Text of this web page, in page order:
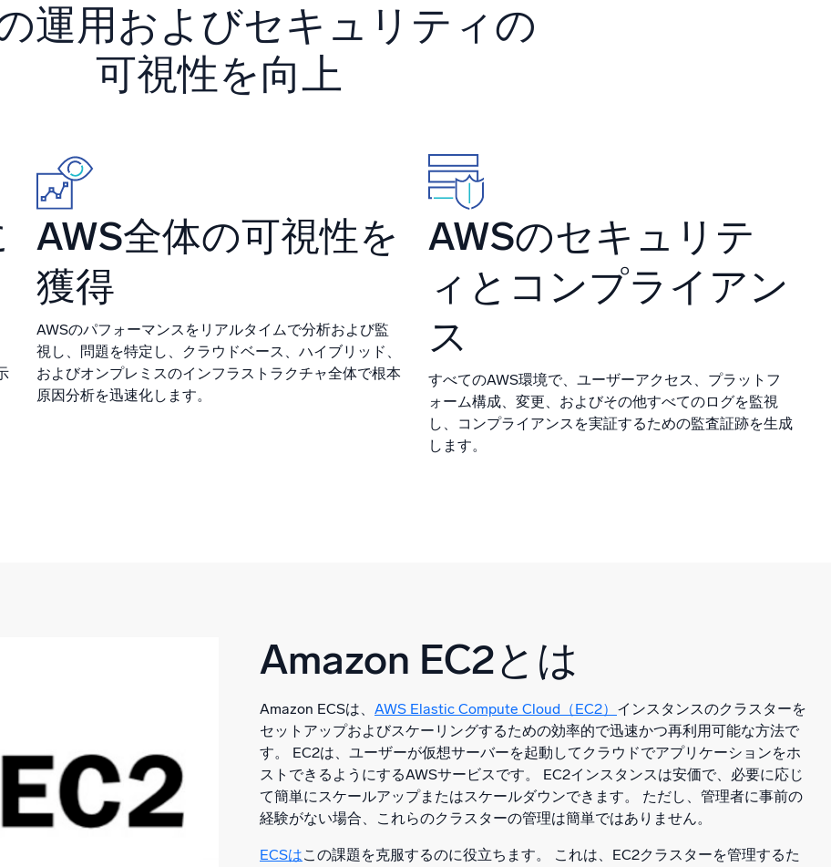
運用およびセキュリティの
可視性を向上
AWS全体の可視性を
獲得
AWSのパフォーマンスをリアルタイムで分析および監
視し、問題を特定し、クラウドベース、ハイブリッド、
およびオンプレミスのインフラストラクチャ全体で根本
原因分析を迅速化します。
AWSのセキュリテ
ィとコンプライアン
ス
すべてのAWS環境で、ユーザーアクセス、プラットフ
ォーム構成、変更、およびその他すべてのログを監視
し、コンプライアンスを実証するための監査証跡を生成
します。
Amazon EC2とは
Amazon ECSは、 AWS Elastic Compute Cloud（EC2） インスタンスのクラスターを
セットアップおよびスケーリングするための効率的で迅速かつ再利用可能な方法で
す。 EC2は、ユーザーが仮想サーバーを起動してクラウドでアプリケーションをホ
ストできるようにするAWSサービスです。 EC2インスタンスは安価で、必要に応じ
て簡単にスケールアップまたはスケールダウンできます。 ただし、管理者に事前の
経験がない場合、これらのクラスターの管理は簡単ではありません。
ECSはこの課題を克服するのに役立ちます。 これは、EC2クラスターを管理するた